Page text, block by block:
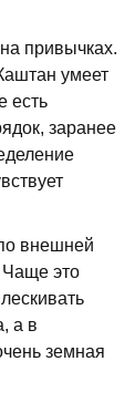
привычках.
умеет
есть
заранее
внешней
Чаще это
а в
земная